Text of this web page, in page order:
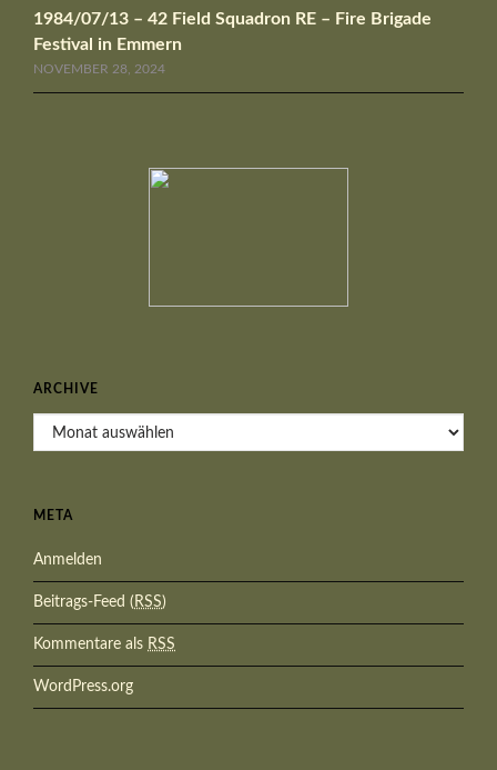
1984/07/13 – 42 Field Squadron RE – Fire Brigade
Festival in Emmern
NOVEMBER 28, 2024
ARCHIVE
Archive
META
Anmelden
Beitrags-Feed ( RSS)
Kommentare als RSS
WordPress.org